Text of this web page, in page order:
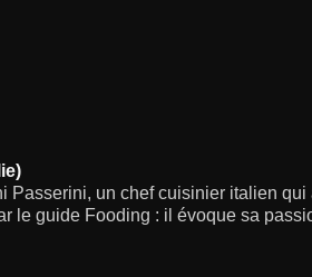
Passerini, un chef cuisinier italien
le guide Fooding : il évoque sa